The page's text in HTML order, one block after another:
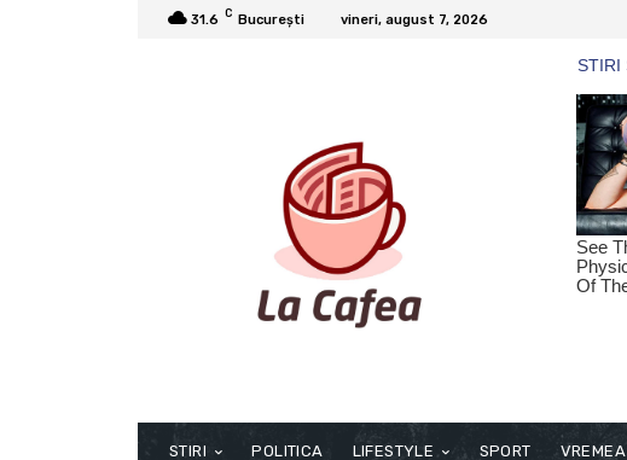
31.6 C București vineri, august 7, 2026
STIRI POLITICA LIFESTYLE SPORT VREMEA